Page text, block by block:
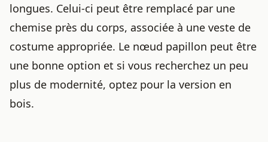
longues. Celui-ci peut être remplacé par une
chemise près du corps, associée à une veste de
costume appropriée. Le nœud papillon peut être
une bonne option et si vous recherchez un peu
plus de modernité, optez pour la version en
bois.